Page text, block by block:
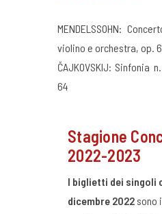
MENDELSSOHN:
violino e orchestra, op.
ČAJKOVSKIJ: Sinfonia
64
Stagione
2022-2023
I biglietti dei singoli
dicembre 2022 sono